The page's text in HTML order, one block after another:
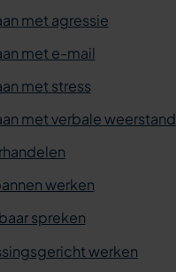
met agressie
met e-mail
met stress
met verbale weerstand
werken
spreken
werken